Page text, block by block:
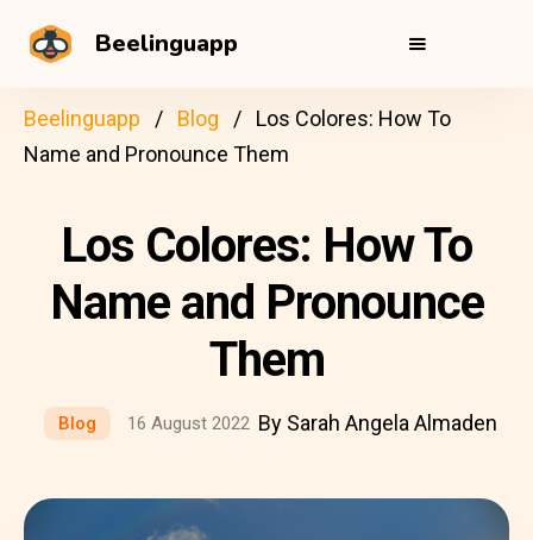
Beelinguapp
Beelinguapp Blog
Los Colores: How To
Name and Pronounce Them
Los Colores: How To
Name and Pronounce
Them
Blog 16 August 2022 By Sarah Angela Almaden